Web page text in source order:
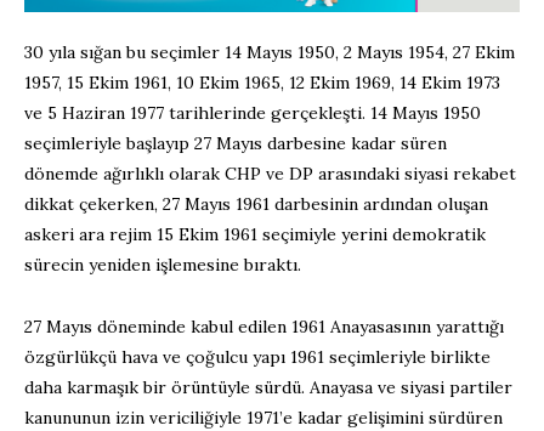
30 yıla sığan bu seçimler 14 Mayıs 1950, 2 Mayıs 1954, 27 Ekim
1957, 15 Ekim 1961, 10 Ekim 1965, 12 Ekim 1969, 14 Ekim 1973
ve 5 Haziran 1977 tarihlerinde gerçekleşti. 14 Mayıs 1950
seçimleriyle başlayıp 27 Mayıs darbesine kadar süren
dönemde ağırlıklı olarak CHP ve DP arasındaki siyasi rekabet
dikkat çekerken, 27 Mayıs 1961 darbesinin ardından oluşan
askeri ara rejim 15 Ekim 1961 seçimiyle yerini demokratik
sürecin yeniden işlemesine bıraktı.
27 Mayıs döneminde kabul edilen 1961 Anayasasının yarattığı
özgürlükçü hava ve çoğulcu yapı 1961 seçimleriyle birlikte
daha karmaşık bir örüntüyle sürdü. Anayasa ve siyasi partiler
kanununun izin vericiliğiyle 1971’e kadar gelişimini sürdüren